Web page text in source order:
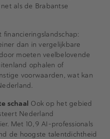
als de Brabantse
dan in vergelijkbare
moeten veelbelovende
ophalen of
voorwaarden, wat kan
schaal Ook op het gebied
Nederland
Met 10,9 AI-professionals
de hoogste talentdichtheid